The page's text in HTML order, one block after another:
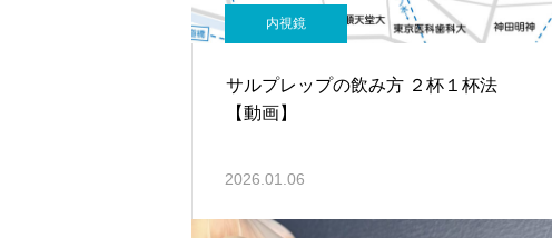
内視鏡
サルプレップの飲み方 ２杯１杯法
【動画】
2026.01.06